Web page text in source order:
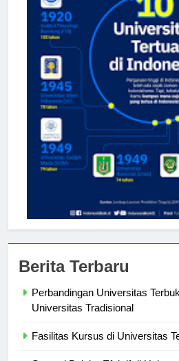
Berita Terbaru
Perbandingan Universitas